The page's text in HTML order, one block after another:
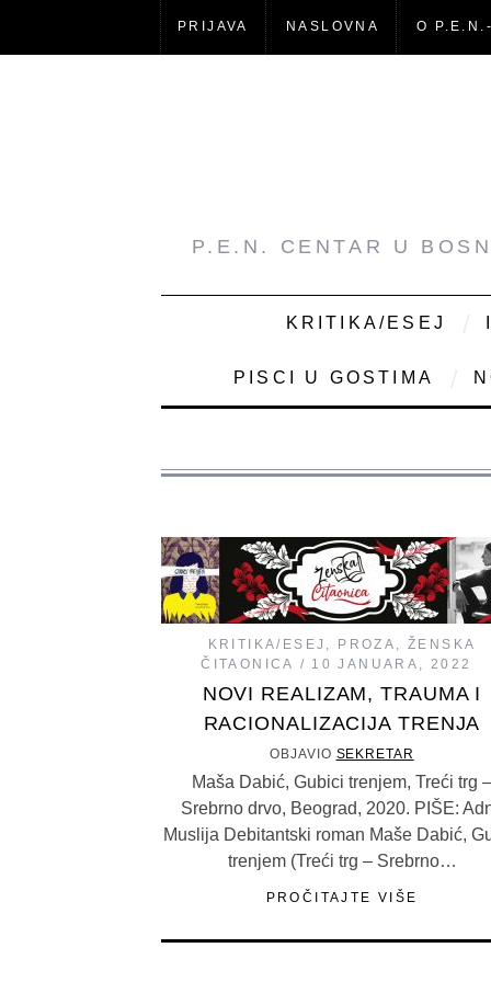
PRIJAVA NASLOVNA O
P.E.N. CENTAR U
KRITIKA/ESEJ
PISCI U GOSTIMA
KRITIKA/ESEJ , PROZA ,ŽENSKA
ČITAONICA
10 JANUARA, 2022
NOVI REALIZAM, TRAUMA I
RACIONALIZACIJA TRENJA
OBJAVIO SEKRETAR
Maša Dabić, Gubici trenjem, Treći trg –
Srebrno drvo, Beograd, 2020. PIŠE:
Muslija Debitantski roman Maše Dabić,
trenjem (Treći trg – Srebrno…
PROČITAJTE VIŠE